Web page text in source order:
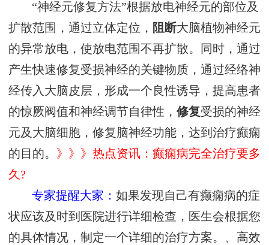
“神经元修复方法”根据放电神经元的部位及
扩散范围，通过立体定位， 阻断大脑植物神经元
的异常放电，使放电范围不再扩散。同时，通过
产生快速修复受损神经的关键物质，通过经络神
经传入大脑皮层，形成一个良性诱导，提高患者
的惊厥阀值和神经调节自律性， 修复受损的神经
元及大脑细胞，修复脑神经功能，达到治疗癫痫
的目的。 》》》热点资讯：癫痫病完全治疗要多
久?
专家提醒大家：如果发现自己有癫痫病的症
状应该及时到医院进行详细检查，医生会根据您
的具体情况，制定一个详细的治疗方案。、高效